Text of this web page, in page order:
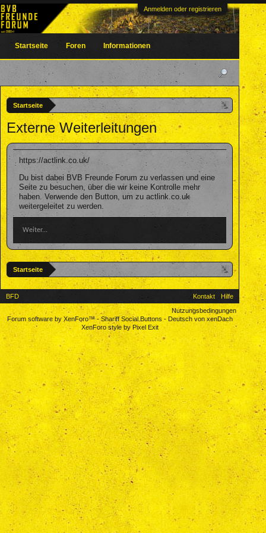
Anmelden oder registrieren
Startseite
Externe Weiterleitungen
https://actlink.co.uk/
Du bist dabei BVB Freunde Forum zu verlassen und eine
Seite zu besuchen, über die wir keine Kontrolle mehr
haben. Verwende den Button, um zu actlink.co.uk
weitergeleitet zu werden.
Weiter...
Startseite
Startseite Foren Informationen
BFD Kontakt
Hilfe
Nutzungsbedingungen
Forum software by XenForo™-Shariff Social Buttons- Deutsch von xenDach
XenForo style by Pixel Exit